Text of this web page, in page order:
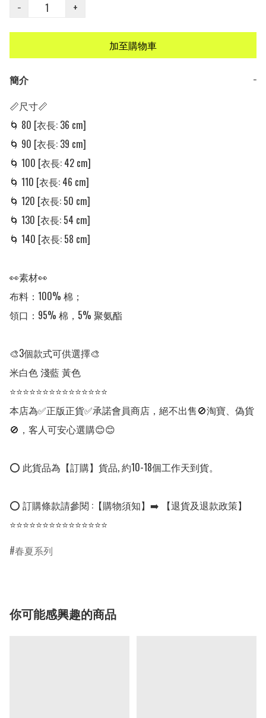
−
+
加至購物車
簡介
−
📏尺寸📏
🌀 80 [衣長: 36 cm]
🌀 90 [衣長: 39 cm]
🌀 100 [衣長: 42 cm]
🌀 110 [衣長: 46 cm]
🌀 120 [衣長: 50 cm]
🌀 130 [衣長: 54 cm]
🌀 140 [衣長: 58 cm]
👀素材👀
布料：100% 棉；
領口：95% 棉，5% 聚氨酯
🎨3個款式可供選擇🎨
米白色 淺藍 黃色
⭐⭐⭐⭐⭐⭐⭐⭐⭐⭐⭐⭐⭐⭐⭐
本店為✅正版正貨✅承諾會員商店，絕不出售🚫淘寶、偽貨
🚫，客人可安心選購😊😊
⭕ 此貨品為【訂購】貨品, 約10-18個工作天到貨。
⭕ 訂購條款請參閱 :【購物須知】➡️ 【退貨及退款政策】
⭐⭐⭐⭐⭐⭐⭐⭐⭐⭐⭐⭐⭐⭐⭐
春夏系列
你可能感興趣的商品